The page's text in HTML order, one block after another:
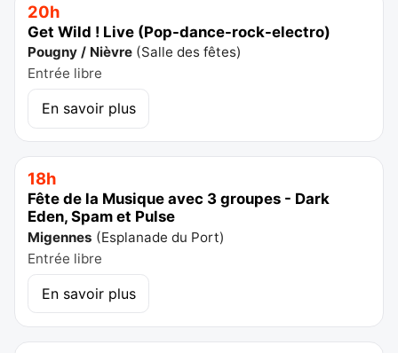
20h
Get Wild ! Live (Pop-dance-rock-electro)
Pougny / Nièvre (Salle des fêtes)
Entrée libre
En savoir plus
18h
Fête de la Musique avec 3 groupes - Dark
Eden, Spam et Pulse
Migennes (Esplanade du Port)
Entrée libre
En savoir plus